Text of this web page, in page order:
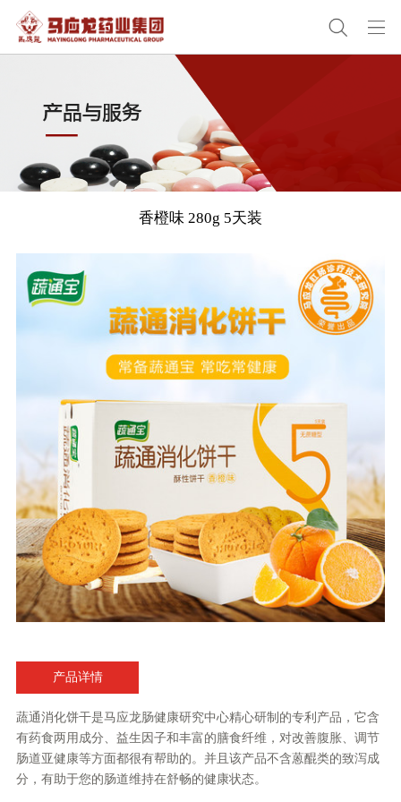
香橙味 280g 5天装
产品详情
蔬通消化饼干是马应龙肠健康研究中心精心研制的专利产品，它含
有药食两用成分、益生因子和丰富的膳食纤维，对改善腹胀、调节
肠道亚健康等方面都很有帮助的。并且该产品不含蒽醌类的致泻成
分，有助于您的肠道维持在舒畅的健康状态。